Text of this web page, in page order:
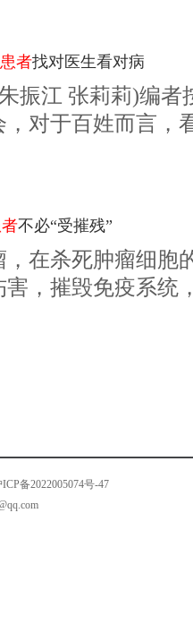
患者找对医生看对病
振江 张莉莉)编者
对于百姓而言，
不必“受摧残”
在杀死肿瘤细胞
，摧毁免疫系统
ICP备2022005074号-47